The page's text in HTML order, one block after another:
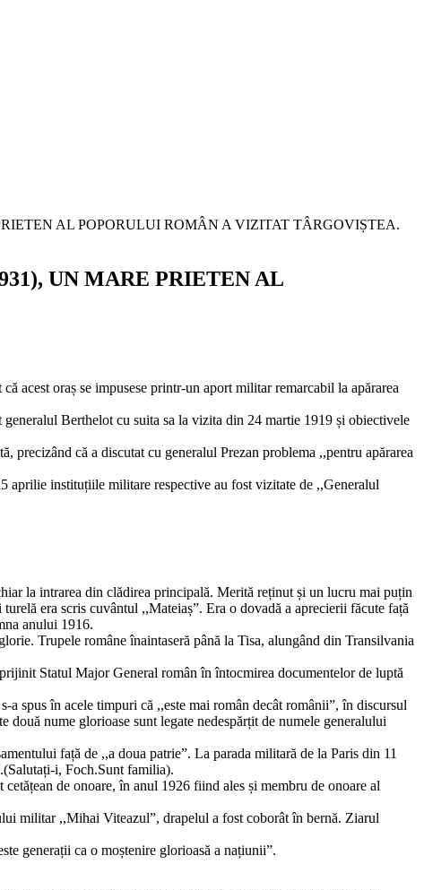
UN MARE PRIETEN AL
acest oraș se impusese printr-un aport militar remarcabil la apărarea
Berthelot cu suita sa la vizita din 24 martie 1919 și obiectivele
că a discutat cu generalul Prezan problema ,,pentru apărarea
aprilie instituțiile militare respective au fost vizitate de ,,Generalul
la intrarea din clădirea principală. Merită reținut și un lucru mai puțin
era scris cuvântul ,,Mateiaș”. Era o dovadă a aprecierii făcute față
anului 1916.
Trupele române înaintaseră până la Tisa, alungând din Transilvania
Statul Major General român în întocmirea documentelor de luptă
spus în acele timpuri că ,,este mai român decât românii”, în discursul
nume glorioase sunt legate nedespărțit de numele generalului
față de ,,a doua patrie”. La parada militară de la Paris din 11
i, Foch.Sunt familia).
de onoare, în anul 1926 fiind ales și membru de onoare al
militar ,,Mihai Viteazul”, drapelul a fost coborât în bernă. Ziarul
generații ca o moștenire glorioasă a națiunii”.